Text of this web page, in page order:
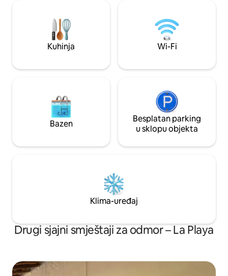
Kuhinja Wi-Fi
Bazen
Besplatan parking
u sklopu objekta
Klima-uređaj
Drugi sjajni smještaji za odmor – La Playa